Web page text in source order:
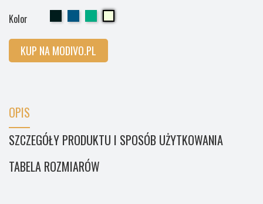
Kolor
KUP NA MODIVO.PL
OPIS
SZCZEGÓŁY PRODUKTU I SPOSÓB UŻYTKOWANIA
TABELA ROZMIARÓW